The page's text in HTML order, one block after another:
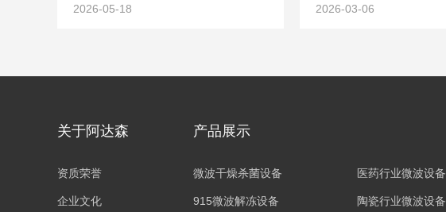
2026-05-18 2026-03-06
关于阿达森
资质荣誉
企业文化
产品展示
微波干燥杀菌设备
915微波解冻设备
医药行业微波设备
陶瓷行业微波设备